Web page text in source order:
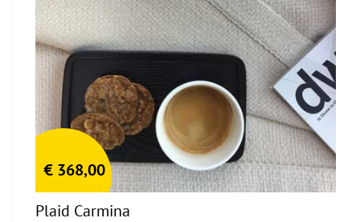
€ 368,00
Plaid Carmina